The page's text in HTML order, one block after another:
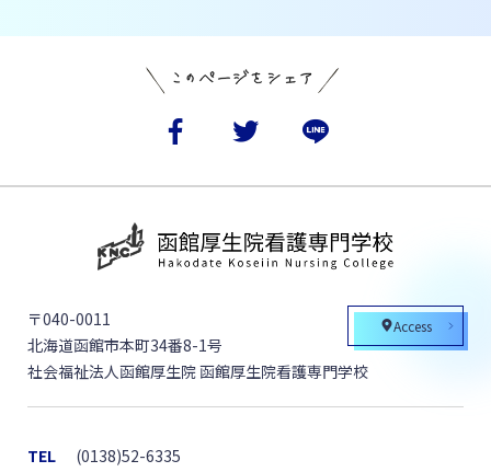
Access
〒040-0011
北海道函館市本町34番8-1号
社会福祉法人函館厚生院 函館厚生院看護専門学校
TEL
(0138)52-6335